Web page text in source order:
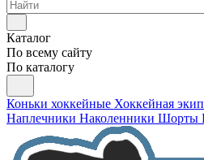
Каталог
По всему сайту
По каталогу
Коньки хоккейные Хоккейная
Наплечники Наколенники Шорты